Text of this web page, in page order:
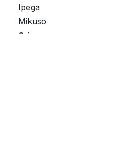
Ipega
Mikuso
Orico